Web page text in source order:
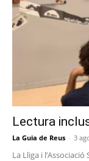
Lectura
La Guia de Reus - 3
La Lliga i